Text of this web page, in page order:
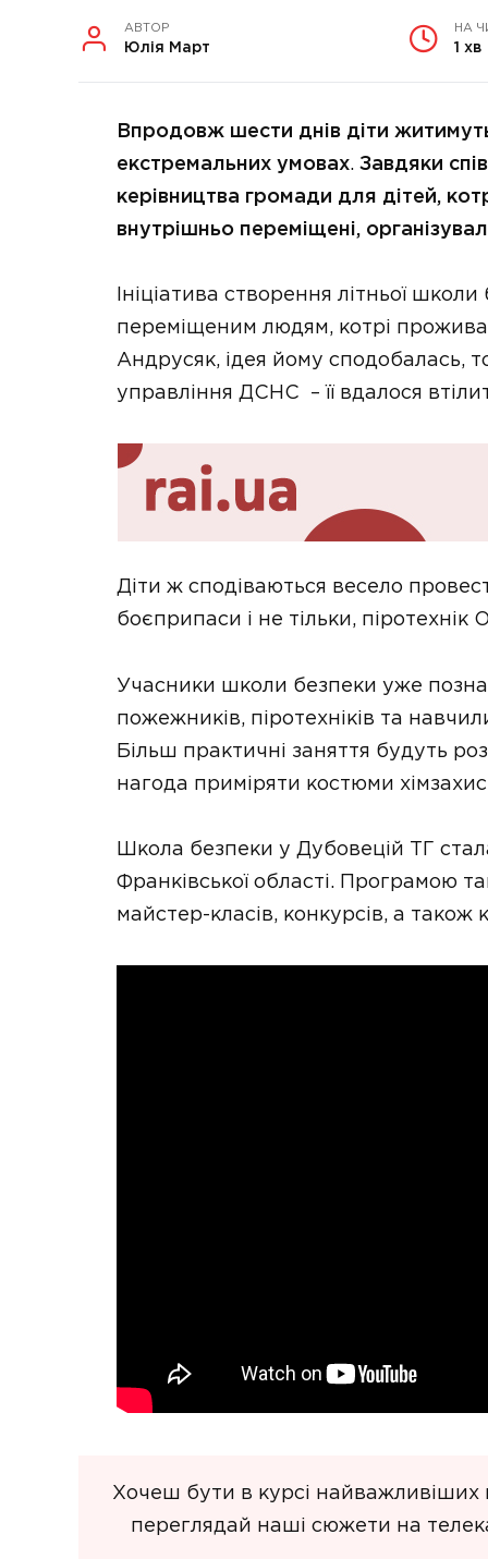
АВТОР
Юлія Март
НА
1 хв
Впродовж шести днів діти
екстремальних умовах. Завдяки
керівництва громади для дітей,
внутрішньо переміщені,
Ініціатива створення літньої
переміщеним людям, котрі
Андрусяк, ідея йому сподобалась,
управління ДСНС – її вдалося
Діти ж сподіваються весело
боєприпаси і не тільки, піротехнік
Учасники школи безпеки уже
пожежників, піротехніків та
Більш практичні заняття будуть
нагода приміряти костюми
Школа безпеки у Дубовецій ТГ
Франківської області. Програмою
майстер-класів, конкурсів, а
Хочеш бути в курсі найважливіших
переглядай наші сюжети на